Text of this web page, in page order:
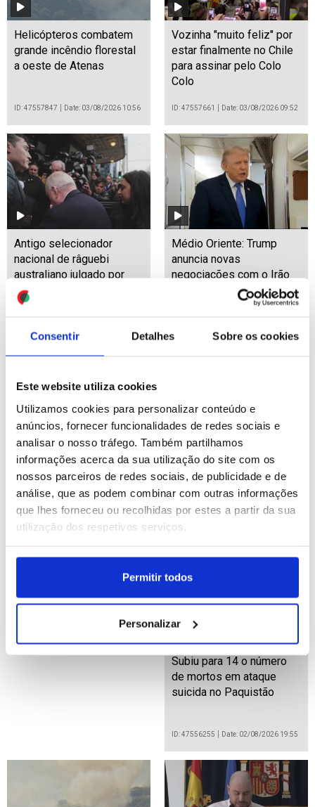
Consentir Detalhes Sobre os cookies
Este website utiliza cookies
Utilizamos cookies para personalizar conteúdo e
anúncios, fornecer funcionalidades de redes sociais e
analisar o nosso tráfego. Também partilhamos
informações acerca da sua utilização do site com os
nossos parceiros de redes sociais, de publicidade e de
análise, que as podem combinar com outras informações
que lhes forneceu ou recolhidas por estes a partir da sua
utilização dos respetivos serviços.
Permitir todos
Personalizar
Helicópteros combatem
grande incêndio florestal
a oeste de Atenas
ID: 47557847 Date: 03/08/2026 10:56
Vozinha "muito feliz" por
estar finalmente no Chile
para assinar pelo Colo
Colo
ID: 47557661 Date: 03/08/2026 09:52
Antigo selecionador
nacional de râguebi
australiano julgado por
crimes sexuais
Médio Oriente: Trump
anuncia novas
negociações com o Irão
na segunda-feira
Migrações: Crise em
Ceuta junta milhares em
protesto frente à
Embaixada de Marrocos
em Madrid (Pré-editado)
Lula da Silva oficializa
candidatura à presidência
e defende soberania
brasileira
ID: 47556546
Subiu para 14 o número
de mortos em ataque
suicida no Paquistão
ID: 47556255 Date: 02/08/2026 19:55